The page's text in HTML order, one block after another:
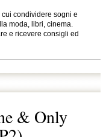
condividere sogni e
moda, libri, cinema.
e ricevere consigli ed
& Only